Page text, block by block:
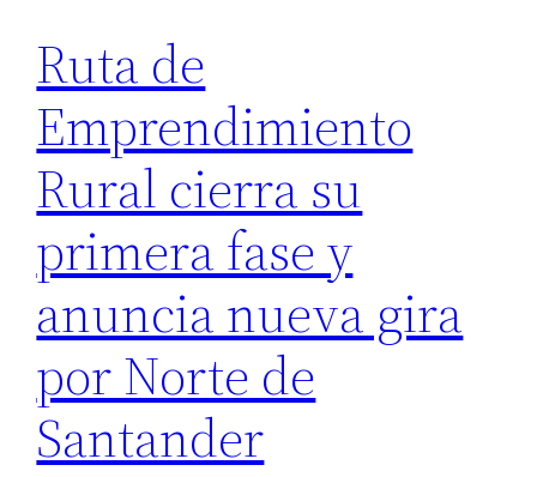
Ruta de
Emprendimiento
Rural cierra su
primera fase y
anuncia nueva gira
por Norte de
Santander